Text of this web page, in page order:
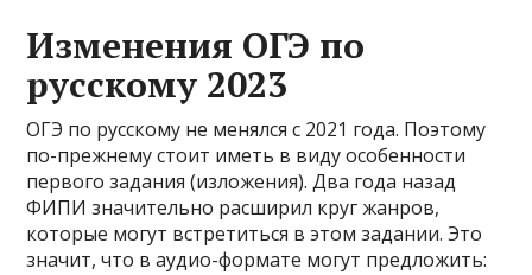
Изменения ОГЭ по
русскому 2023
ОГЭ по русскому не менялся с 2021 года. Поэтому
по-прежнему стоит иметь в виду особенности
первого задания (изложения). Два года назад
ФИПИ значительно расширил круг жанров,
которые могут встретиться в этом задании. Это
значит, что в аудио-формате могут предложить: